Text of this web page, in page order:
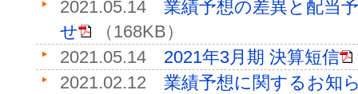
2021.05.14 業績予想の差異と配当
せ
（168KB）
2021.05.14 2021年3月期 決算短信
2021.02.12 業績予想に関するお知